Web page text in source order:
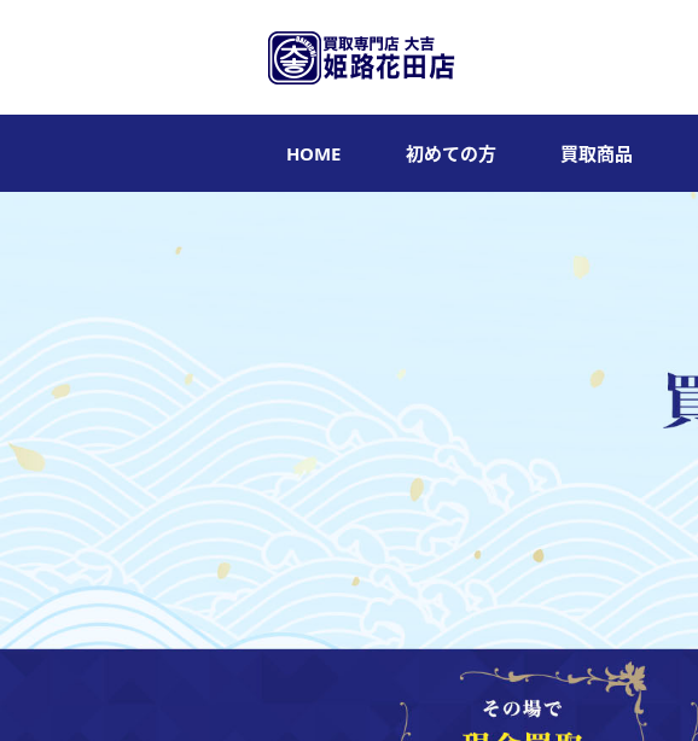
HOME 初めての方 買取商品